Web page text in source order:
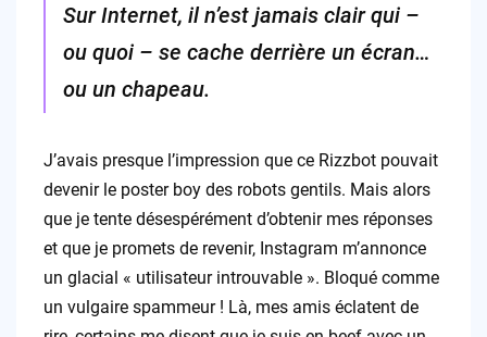
Sur Internet, il n’est jamais clair qui –
ou quoi – se cache derrière un écran…
ou un chapeau.
J’avais presque l’impression que ce Rizzbot pouvait
devenir le poster boy des robots gentils. Mais alors
que je tente désespérément d’obtenir mes réponses
et que je promets de revenir, Instagram m’annonce
un glacial « utilisateur introuvable ». Bloqué comme
un vulgaire spammeur ! Là, mes amis éclatent de